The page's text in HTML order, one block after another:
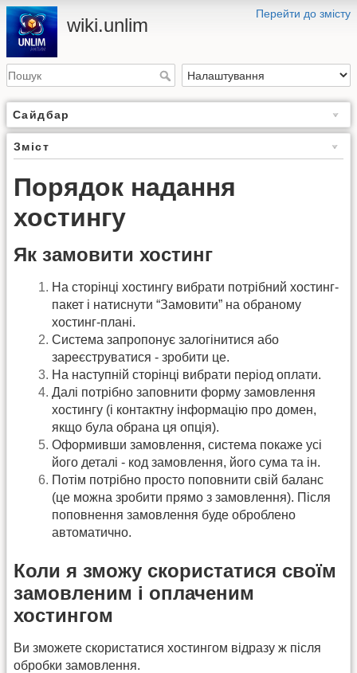
Перейти до змісту
wiki.unlim
Сайдбар
Зміст
Порядок надання
хостингу
Як замовити хостинг
На сторінці хостингу вибрати потрібний хостинг-
пакет і натиснути “Замовити” на обраному
хостинг-плані.
Система запропонує залогінитися або
зареєструватися - зробити це.
На наступній сторінці вибрати період оплати.
Далі потрібно заповнити форму замовлення
хостингу (і контактну інформацію про домен,
якщо була обрана ця опція).
Оформивши замовлення, система покаже усі
його деталі - код замовлення, його сума та ін.
Потім потрібно просто поповнити свій баланс
(це можна зробити прямо з замовлення). Після
поповнення замовлення буде оброблено
автоматично.
Коли я зможу скористатися своїм
замовленим і оплаченим
хостингом
Ви зможете скористатися хостингом відразу ж після
обробки замовлення.